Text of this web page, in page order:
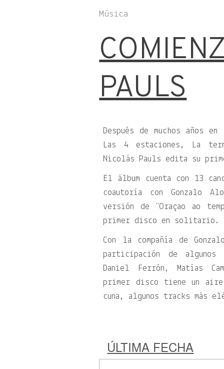
Música
PAULS
Después de muchos años
Las 4 estaciones, La
Nicolás Pauls edita su
El álbum cuenta con 13
coautoría con Gonzalo
versión de ¨Oraçao ao
primer disco en solitario.
Con la compañía de
participación de algunos
Daniel Ferrón, Matías
primer disco tiene un
cuna, algunos tracks más
ÚLTIMA FECHA